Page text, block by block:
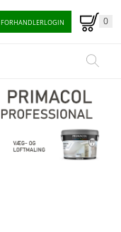
FORHANDLERLOGIN 0